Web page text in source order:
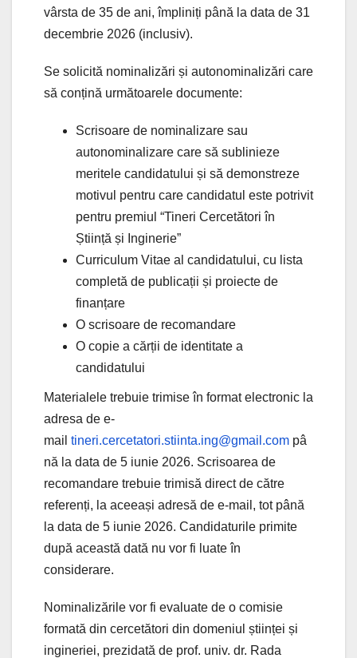
vârsta de 35 de ani, împliniți până la data de 31
decembrie 2026 (inclusiv).
Se solicită nominalizări și autonominalizări care
să conțină următoarele documente:
Scrisoare de nominalizare sau
autonominalizare care să sublinieze
meritele candidatului și să demonstreze
motivul pentru care candidatul este potrivit
pentru premiul “Tineri Cercetători în
Știință și Inginerie”
Curriculum Vitae al candidatului, cu lista
completă de publicații și proiecte de
finanțare
O scrisoare de recomandare
O copie a cărții de identitate a
candidatului
Materialele trebuie trimise în format electronic la
adresa de e-
mail tineri.cercetatori.stiinta.ing@gmail.com pâ
nă la data de 5 iunie 2026. Scrisoarea de
recomandare trebuie trimisă direct de către
referenți, la aceeași adresă de e-mail, tot până
la data de 5 iunie 2026. Candidaturile primite
după această dată nu vor fi luate în
considerare.
Nominalizările vor fi evaluate de o comisie
formată din cercetători din domeniul științei și
ingineriei, prezidată de prof. univ. dr. Rada